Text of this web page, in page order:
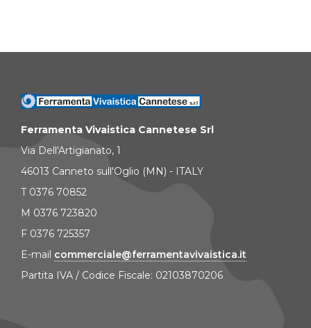
Ferramenta Vivaistica Cannetese Srl
Via Dell'Artigianato, 1
46013 Canneto sull'Oglio (MN) - ITALY
T 0376 70852
M 0376 723820
F 0376 725357
E-mail commerciale@ferramentavivaistica.it
Partita IVA / Codice Fiscale: 02103870206